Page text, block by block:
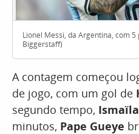
Lionel Messi, da Argentina, com 5
Biggerstaff)
A contagem começou
de jogo, com um gol de
segundo tempo,
minutos, Pape Gueye